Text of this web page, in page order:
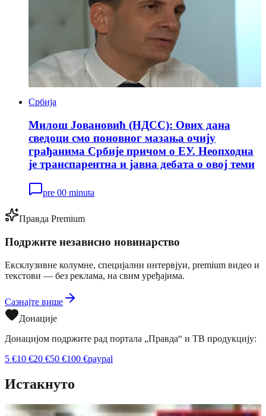
Србија
Милош Јовановић (НДСС): Ових дана
сведоци смо поновног мазања очију
грађанима Србије причом о ЕУ. Неопходна
је транспарентна и јавна дебата о овој теми
pre 00 minuta
Правда Premium
Подржите независно новинарство
Ексклузивне колумне, специјални интервјуи, premium видео и
текстови — без реклама, на свим уређајима.
Сазнајте више
Донације
Донацијом подржите рад портала „Правда“ и ТВ продукцију:
5 €10 €20 €50 €100 €paypal
Истакнуто